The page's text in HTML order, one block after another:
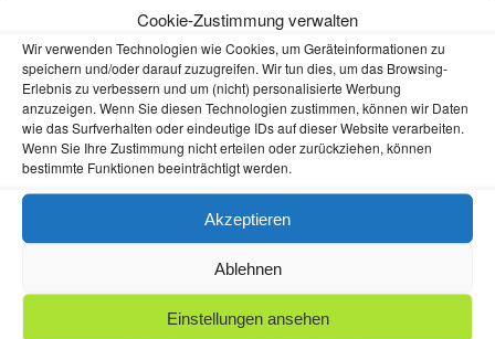
Cookie-Zustimmung verwalten
Wir verwenden Technologien wie Cookies, um Geräteinformationen zu
speichern und/oder darauf zuzugreifen. Wir tun dies, um das Browsing-
Erlebnis zu verbessern und um (nicht) personalisierte Werbung
anzuzeigen. Wenn Sie diesen Technologien zustimmen, können wir Daten
wie das Surfverhalten oder eindeutige IDs auf dieser Website verarbeiten.
Wenn Sie Ihre Zustimmung nicht erteilen oder zurückziehen, können
bestimmte Funktionen beeinträchtigt werden.
Akzeptieren
Ablehnen
Einstellungen ansehen
Wenn im Listing eines Mysterys also nur drei Worte stehen, dann
ist keine schlechte Idee, diese Worte in dieKarte von
what3wordseinzugeben und zu schauen, ob der ermittelte Ort
plausibel erscheint. Untertwcc.frkann man sehr schön die
Koordinaten in das für unser GPS gängige WGS84 (deg) Format
umrechnen.